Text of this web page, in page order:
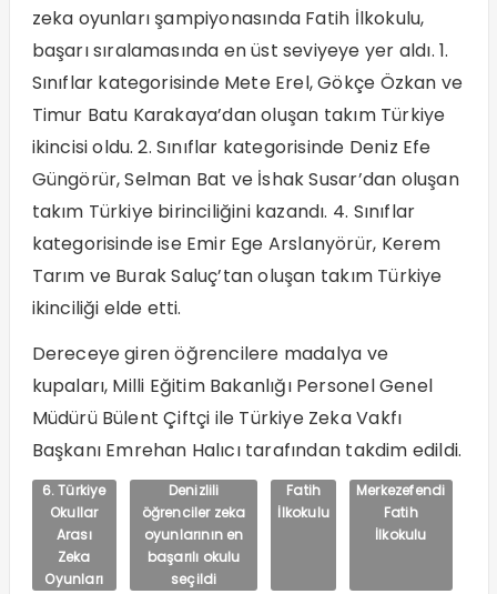
zeka oyunları şampiyonasında Fatih İlkokulu,
başarı sıralamasında en üst seviyeye yer aldı. 1.
Sınıflar kategorisinde Mete Erel, Gökçe Özkan ve
Timur Batu Karakaya’dan oluşan takım Türkiye
ikincisi oldu. 2. Sınıflar kategorisinde Deniz Efe
Güngörür, Selman Bat ve İshak Susar’dan oluşan
takım Türkiye birinciliğini kazandı. 4. Sınıflar
kategorisinde ise Emir Ege Arslanyörür, Kerem
Tarım ve Burak Saluç’tan oluşan takım Türkiye
ikinciliği elde etti.
Dereceye giren öğrencilere madalya ve
kupaları, Milli Eğitim Bakanlığı Personel Genel
Müdürü Bülent Çiftçi ile Türkiye Zeka Vakfı
Başkanı Emrehan Halıcı tarafından takdim edildi.
6. Türkiye
Okullar
Arası
Zeka
Oyunları
Denizlili
öğrenciler zeka
oyunlarının en
başarılı okulu
seçildi
Fatih
İlkokulu
Merkezefendi
Fatih
İlkokulu